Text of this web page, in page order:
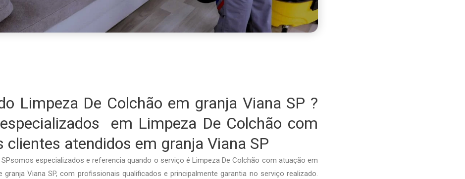
Limpeza De Colchão em granja Viana SP ?
em Limpeza De Colchão com
clientes atendidos em granja Viana SP
SPsomos especializados e referencia quando o serviço é Limpeza De Colchão com atuação em
granja Viana SP, com profissionais qualificados e principalmente garantia no serviço realizado.